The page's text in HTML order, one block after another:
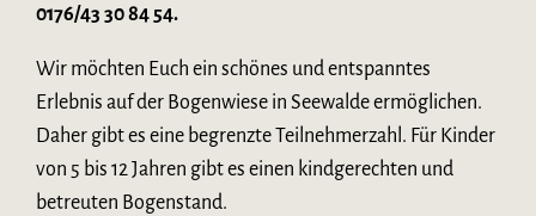
0176/43 30 84 54.
Wir möchten Euch ein schönes und entspanntes
Erlebnis auf der Bogenwiese in Seewalde ermöglichen.
Daher gibt es eine begrenzte Teilnehmerzahl. Für Kinder
von 5 bis 12 Jahren gibt es einen kindgerechten und
betreuten Bogenstand.